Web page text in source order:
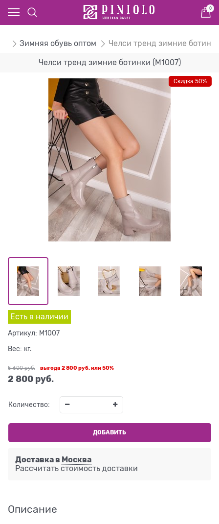
0
Зимняя обувь оптом Челси тренд зимние
Челси тренд зимние ботинки (M1007)
Скидка 50%
Есть в наличии
Артикул: M1007
Вес: кг.
5 600 руб.
2 800 руб.
выгода 2 800 руб.или50%
Количество:
ДОБАВИТЬ
Доставка в Москва
Рассчитать стоимость доставки
Описание